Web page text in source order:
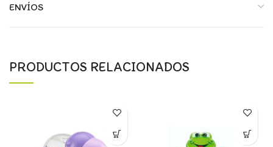
ENVÍOS
PRODUCTOS RELACIONADOS